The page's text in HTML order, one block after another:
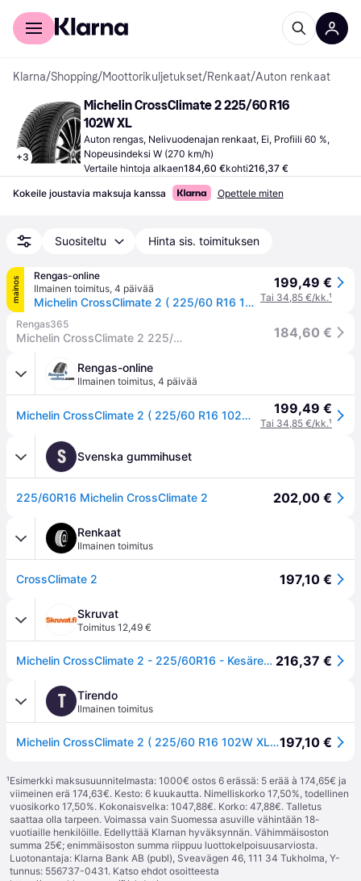
Kuluttajille
Klarna/Shopping/Moottorikuljetukset/Renkaat/Auton renkaat
+3
Michelin CrossClimate 2 225/60 R16
102W XL
Auton rengas, Nelivuodenajan renkaat, Ei, Profiili 60 %,
Nopeusindeksi W (270 km/h)
Vertaile hintoja alkaen184,60 €kohti216,37 €
Kokeile joustavia maksuja kanssa Opettele miten
Suositeltu Hinta sis. toimituksen
mainos
Rengas-online
Ilmainen toimitus, 4 päivää
Michelin CrossClimate 2 ( 225/60 R16 102W XL EV Suitable )
199,49 €
Tai 34,85 €/kk.¹
Rengas365
Michelin CrossClimate 2 225/60R16 102W XL Kesärenkaat 184,60 €
Rengas-online
Ilmainen toimitus, 4 päivää
Michelin CrossClimate 2 ( 225/60 R16 102W XL EV Suitable ) 199,49 €
Tai 34,85 €/kk.¹
S Svenska gummihuset
225/60R16 Michelin CrossClimate 2 202,00 €
Renkaat
Ilmainen toimitus
CrossClimate 2 197,10 €
Skruvat
Toimitus 12,49 €
Michelin CrossClimate 2 - 225/60R16 - Kesärenkaat 216,37 €
T Tirendo
Ilmainen toimitus
Michelin CrossClimate 2 ( 225/60 R16 102W XL EV Suitable )197,10 €
¹Esimerkki maksusuunnitelmasta: 1000€ ostos 6 erässä: 5 erää à 174,65€ ja
viimeinen erä 174,63€. Kesto: 6 kuukautta. Nimelliskorko 17,50%, todellinen
vuosikorko 17,50%. Kokonaisvelka: 1047,88€. Korko: 47,88€. Talletus
saattaa olla tarpeen. Voimassa vain Suomessa asuville vähintään 18-
vuotiaille henkilöille. Edellyttää Klarnan hyväksynnän. Vähimmäisoston
summa 25€; enimmäisoston summa riippuu luottokelpoisuusarviosta.
Luotonantaja: Klarna Bank AB (publ), Sveavägen 46, 111 34 Tukholma, Y-
tunnus: 556737-0431. Katso ehdot osoitteesta